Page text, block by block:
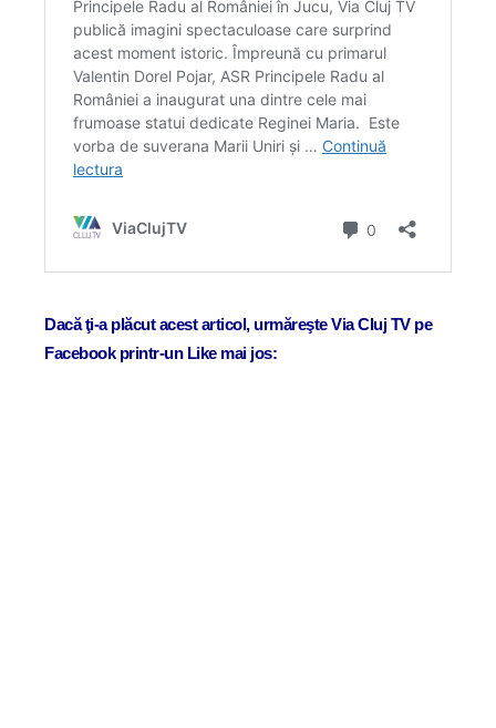
Dacă ţi-a plăcut acest articol, urmăreşte Via Cluj TV pe
Facebook printr-un Like mai jos: